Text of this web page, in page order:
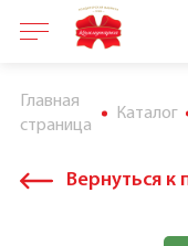
Главная
страница
Каталог
Вернуться к